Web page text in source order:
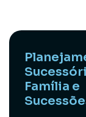
Família e